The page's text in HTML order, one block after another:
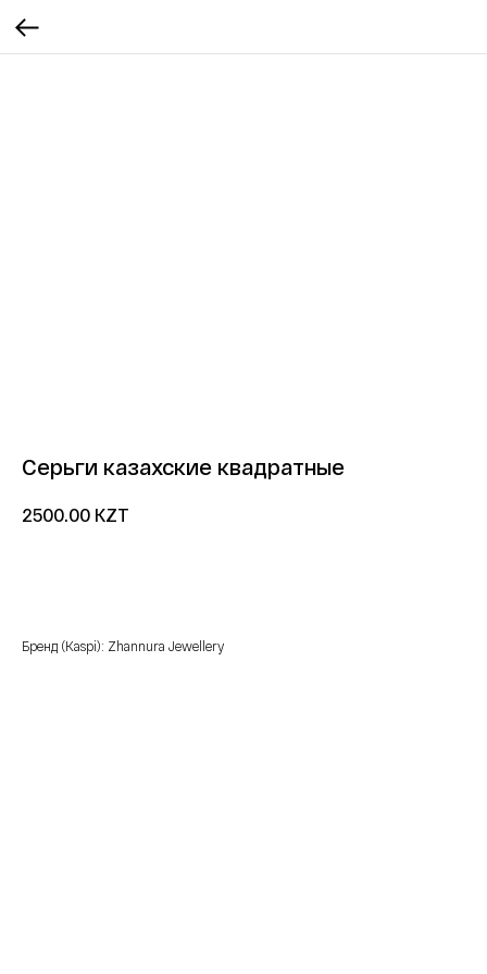
Серьги казахские квадратные
2500.00 KZT
Бренд (Kaspi): Zhannura Jewellery